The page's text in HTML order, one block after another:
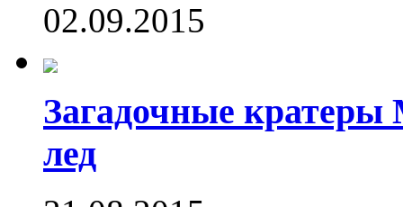
02.09.2015
Загадочные
лед